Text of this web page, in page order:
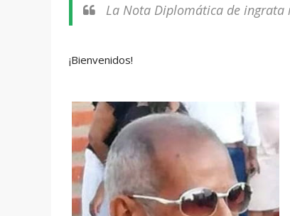
La Nota Diplomática de
¡Bienvenidos!